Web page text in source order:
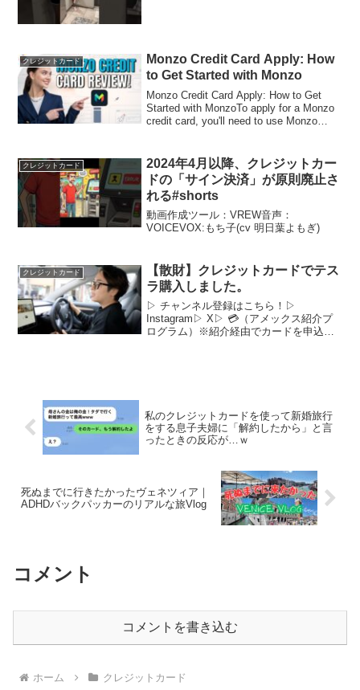
クレジットカード
Monzo Credit Card Apply: How
to Get Started with Monzo
Monzo Credit Card Apply: How to Get
Started with MonzoTo apply for a Monzo
credit card, you'll need to use Monzo
クレジットカード
2024年4月以降、クレジットカー
ドの「サイン決済」が原則廃止さ
れる#shorts
動画作成ツール：VREW音声：
VOICEVOX:もち子(cv 明日葉よもぎ)
クレジットカード
【散財】クレジットカードでテス
ラ購入しました。
▷ チャンネル登録はこちら！▷
Instagram▷ X▷ 💳（アメックス紹介プ
ログラム）※紹介経由でカードを申込し
私のクレジットカードを使って新婚旅行
をする息子夫婦に「解約したから」と言
ったときの反応が…ｗ
死ぬまでに行きたかったヴェネツィア｜
ADHDバックパッカーのリアルな旅Vlog
コメント
コメントを書き込む
ホーム クレジットカード